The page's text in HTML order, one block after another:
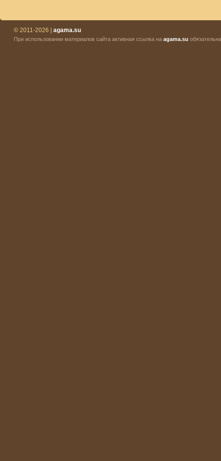
© 2011-2026 | agama.su
При использовании материалов сайта активная ссылка на agama.su